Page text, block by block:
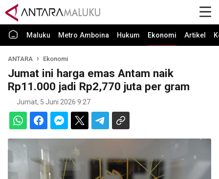
Maluku Metro Amboina Hukum Ekonomi Artikel
ANTARA Ekonomi
Jumat ini harga emas Antam naik
Rp11.000 jadi Rp2,770 juta per gram
Jumat, 5 Juni 2026 9:27